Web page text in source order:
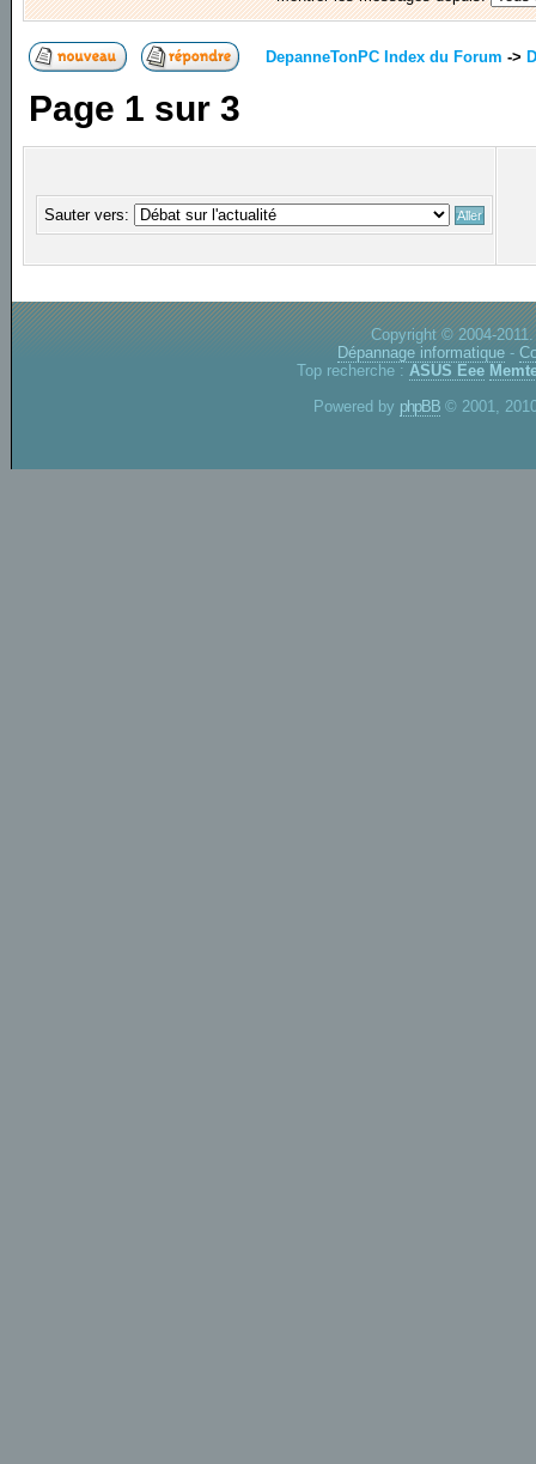
DepanneTonPC Index du Forum ->
Page 1 sur3
Sauter vers:
Copyright © 2004-
Dépannage informatique -
Top recherche : ASUS Eee
Powered by phpBB © 2001,